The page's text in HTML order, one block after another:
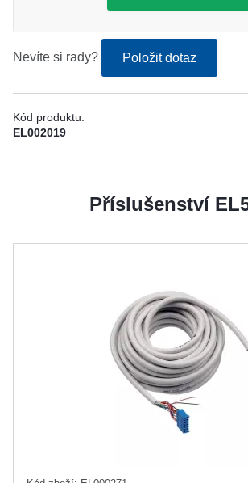
Nevíte si rady? Položit dotaz
Kód produktu:
EL002019
Příslušenství